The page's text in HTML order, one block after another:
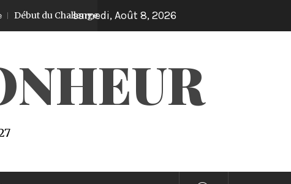
du Challenge “Une âme gagnée par jour pendant 30 jours”!
samedi, Août 8, 2026